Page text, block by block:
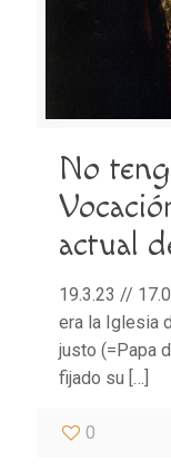
No
actual
19.3.23 //
era la Iglesia
justo (=Papa
fijado su […]
0